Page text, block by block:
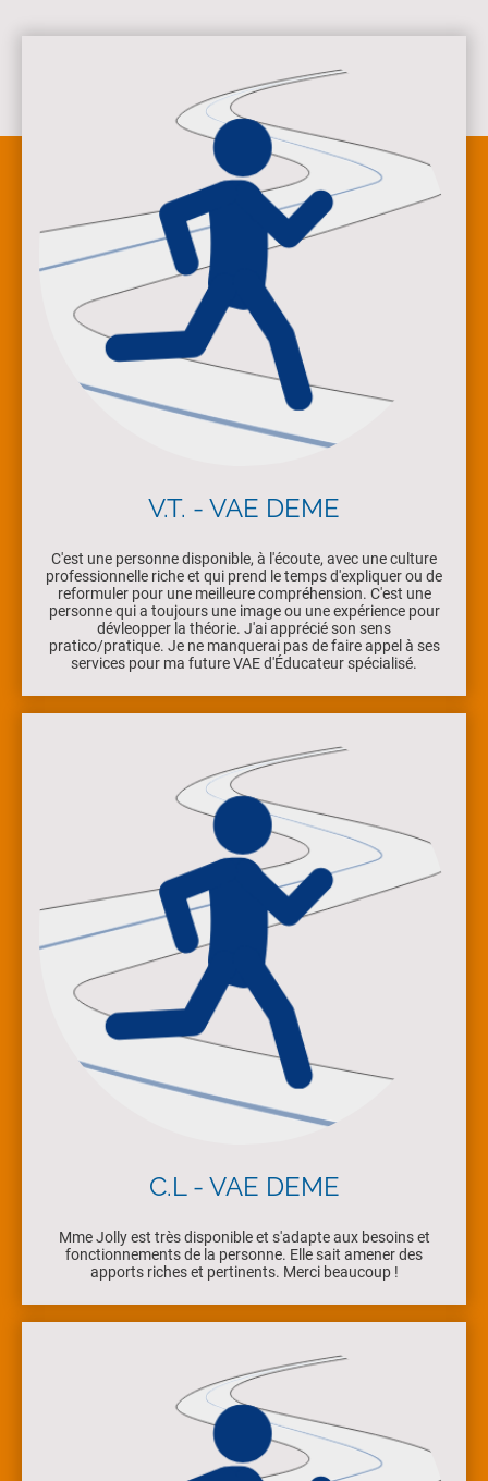
V.T. - VAE DEME
C'est une personne disponible, à l'écoute, avec une culture
professionnelle riche et qui prend le temps d'expliquer ou de
reformuler pour une meilleure compréhension. C'est une
personne qui a toujours une image ou une expérience pour
dévleopper la théorie. J'ai apprécié son sens
pratico/pratique. Je ne manquerai pas de faire appel à ses
services pour ma future VAE d'Éducateur spécialisé.
C.L - VAE DEME
Mme Jolly est très disponible et s'adapte aux besoins et
fonctionnements de la personne. Elle sait amener des
apports riches et pertinents. Merci beaucoup !